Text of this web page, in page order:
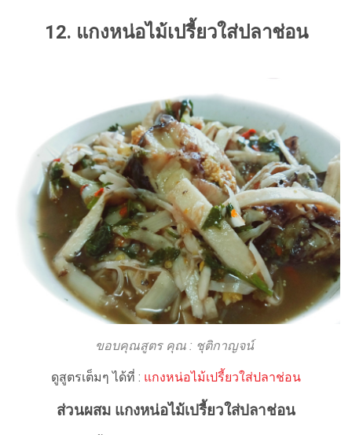
12. แกงหน่อไม้เปรี้ยวใส่ปลาช่อน
ขอบคุณสูตร คุณ : ชุติกาญจน์
ดูสูตรเต็มๆ ได้ที่ : แกงหน่อไม้เปรี้ยวใส่ปลาช่อน
ส่วนผสม แกงหน่อไม้เปรี้ยวใส่ปลาช่อน